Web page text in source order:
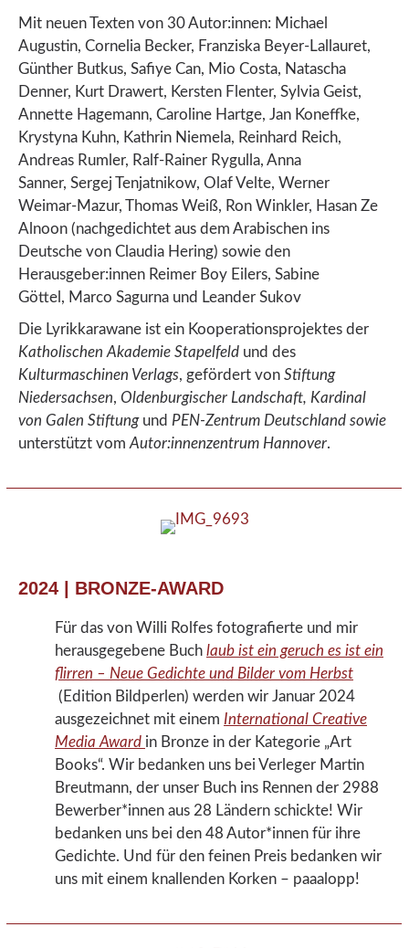
Mit neuen Texten von 30 Autor:innen: Michael
Augustin, Cornelia Becker, Franziska Beyer-Lallauret,
Günther Butkus, Safiye Can, Mio Costa, Natascha
Denner, Kurt Drawert, Kersten Flenter, Sylvia Geist,
Annette Hagemann, Caroline Hartge, Jan Koneffke,
Krystyna Kuhn, Kathrin Niemela, Reinhard Reich,
Andreas Rumler, Ralf-Rainer Rygulla, Anna
Sanner, Sergej Tenjatnikow, Olaf Velte, Werner
Weimar-Mazur, Thomas Weiß, Ron Winkler, Hasan Ze
Alnoon (nachgedichtet aus dem Arabischen ins
Deutsche von Claudia Hering) sowie den
Herausgeber:innen Reimer Boy Eilers, Sabine
Göttel, Marco Sagurna und Leander Sukov
Die Lyrikkarawane ist ein Kooperationsprojektes der
Katholischen Akademie Stapelfeld und des
Kulturmaschinen Verlags, gefördert von Stiftung
Niedersachsen, Oldenburgischer Landschaft, Kardinal
von Galen Stiftungund PEN-Zentrum Deutschland sowie
unterstützt vom Autor:innenzentrum Hannover.
2024 | BRONZE-AWARD
Für das von Willi Rolfes fotografierte und mir
herausgegebene Buch laub ist ein geruch es ist ein
flirren – Neue Gedichte und Bilder vom Herbst
(Edition Bildperlen) werden wir Januar 2024
ausgezeichnet mit einem International Creative
Media Award in Bronze in der Kategorie „Art
Books“. Wir bedanken uns bei Verleger Martin
Breutmann, der unser Buch ins Rennen der 2988
Bewerber*innen aus 28 Ländern schickte! Wir
bedanken uns bei den 48 Autor*innen für ihre
Gedichte. Und für den feinen Preis bedanken wir
uns mit einem knallenden Korken – paaalopp!